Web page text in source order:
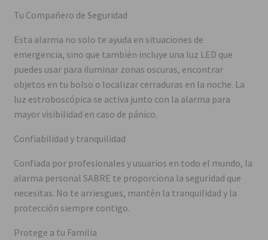
Tu Compañero de Seguridad
Esta alarma no solo te ayuda en situaciones de
emergencia, sino que también incluye una luz LED que
puedes usar para iluminar zonas oscuras, encontrar
objetos en tu bolso o localizar cerraduras en la noche. La
luz estroboscópica se activa junto con la alarma para
mayor visibilidad en caso de pánico.
Confiabilidad y tranquilidad
Confiada por profesionales y usuarios en todo el mundo, la
alarma personal SABRE te proporciona la seguridad que
necesitas. No te arriesgues, mantén la tranquilidad y la
protección siempre contigo.
Protege a tu Familia